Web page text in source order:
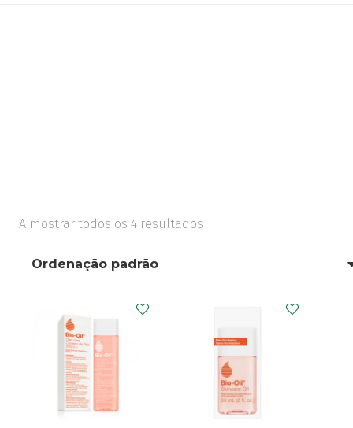
A mostrar todos os 4 resultados